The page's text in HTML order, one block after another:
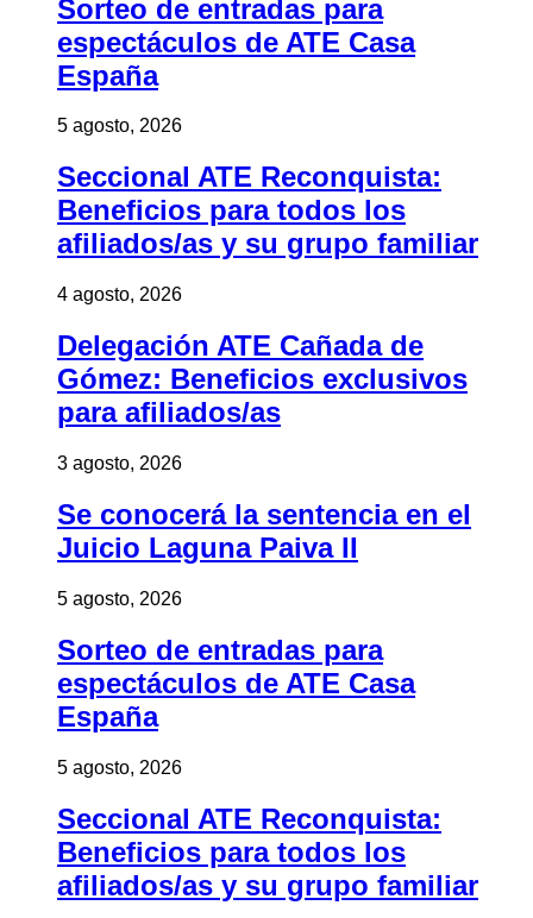
Sorteo de entradas para
espectáculos de ATE Casa
España
5 agosto, 2026
Seccional ATE Reconquista:
Beneficios para todos los
afiliados/as y su grupo familiar
4 agosto, 2026
Delegación ATE Cañada de
Gómez: Beneficios exclusivos
para afiliados/as
3 agosto, 2026
Se conocerá la sentencia en el
Juicio Laguna Paiva II
5 agosto, 2026
Sorteo de entradas para
espectáculos de ATE Casa
España
5 agosto, 2026
Seccional ATE Reconquista:
Beneficios para todos los
afiliados/as y su grupo familiar